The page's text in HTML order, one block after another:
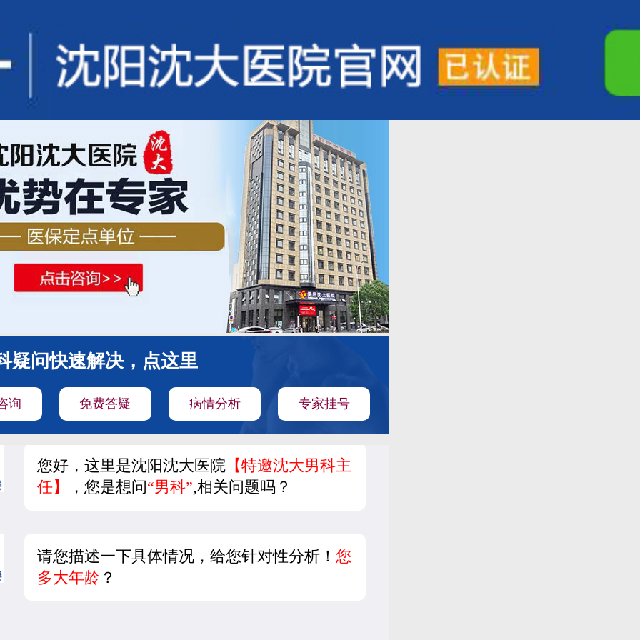
疑问快速解决，点这里
询 免费答疑 病情分析 专家挂号
您好，这里是沈阳沈大医院【特邀沈大男科主
任】
，您是想问“男科”,相关问题吗？
请您描述一下具体情况，给您针对性分析！ 您
多大年龄 ？